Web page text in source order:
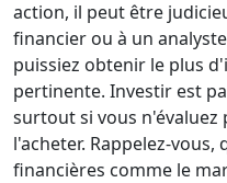
action, il peut être
financier ou à un
puissiez obtenir le plus
pertinente. Investir est
surtout si vous n'évaluez
l'acheter. Rappelez-
financières comme le